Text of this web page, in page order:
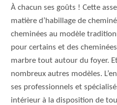
À chacun ses goûts ! Cette
matière d’habillage de
cheminées au modèle
pour certains et des
marbre tout autour du foyer.
nombreux autres modèles.
ses professionnels et
intérieur à la disposition de